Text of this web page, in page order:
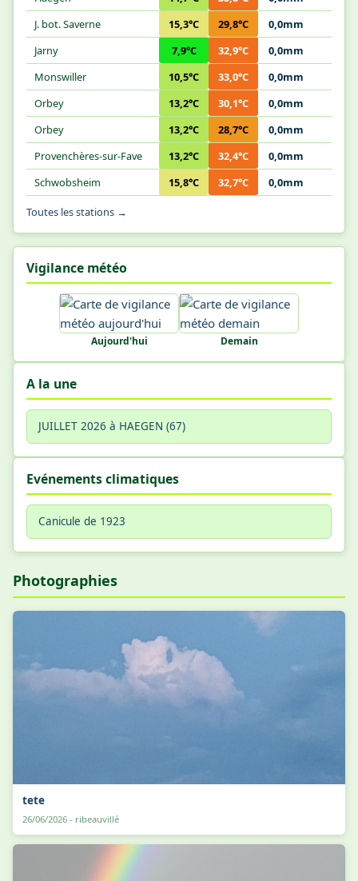
J. bot. Saverne
15,3°C 29,8°C
0,0mm
Jarny
7,9°C 32,9°C
0,0mm
Monswiller
10,5°C 33,0°C
0,0mm
Orbey
13,2°C 30,1°C
0,0mm
Orbey
13,2°C 28,7°C
0,0mm
Provenchères-sur-Fave
13,2°C 32,4°C
0,0mm
Schwobsheim
15,8°C 32,7°C 0,0mm
Toutes les stations →
Vigilance météo
Aujourd'hui Demain
A la une
JUILLET 2026 à HAEGEN (67)
Evénements climatiques
Canicule de 1923
Photographies
tete
26/06/2026 - ribeauvillé